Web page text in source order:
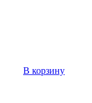
В корзину